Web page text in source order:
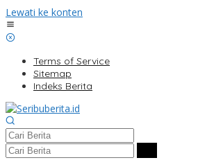
Lewati ke konten
Terms of Service
Sitemap
Indeks Berita